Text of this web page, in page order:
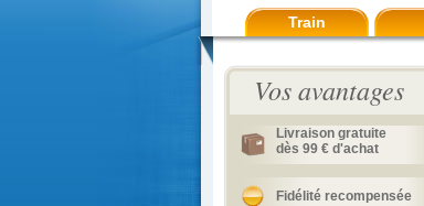
Train
Vos avantages
Livraison gratuite
dès 99 € d'achat
Fidélité recompensée